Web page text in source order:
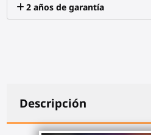
2 años de garantía
Descripción